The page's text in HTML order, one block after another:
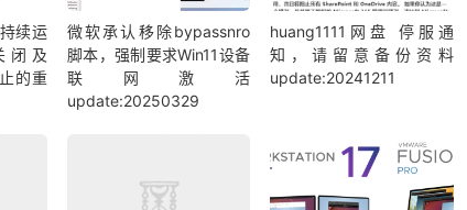
续运
闭及
的重
微软承认移除bypassnro
脚本，强制要求Win11设备
联网激活
update:20250329
huang1111网盘 停服通
知，请留意备份资料
update:20241211